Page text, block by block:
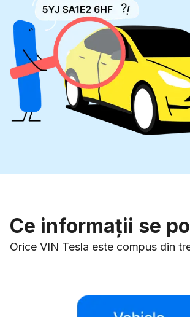
Ce informații se
Orice VIN Tesla este compus din